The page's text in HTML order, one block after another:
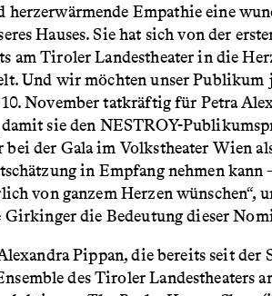
herzerwärmende Empathie eine
Hauses. Sie hat sich von der
am Tiroler Landestheater in die
Und wir möchten unser Publikum
November tatkräftig für Petra
sie den NESTROY-
bei der Gala im Volkstheater Wien
in Empfang nehmen kann
von ganzem Herzen wünschen“,
die Bedeutung dieser
Pippan, die bereits seit der
des Tiroler Landestheaters